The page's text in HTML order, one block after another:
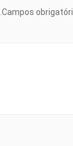
Campos